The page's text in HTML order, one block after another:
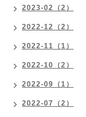
2023-02（2）
2022-12（2）
2022-11（1）
2022-10（2）
2022-09（1）
2022-07（2）